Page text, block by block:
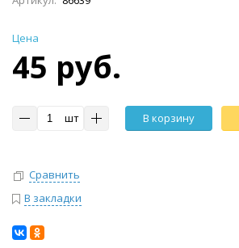
Цена
45 руб.
шт В корзину
Сравнить
В закладки